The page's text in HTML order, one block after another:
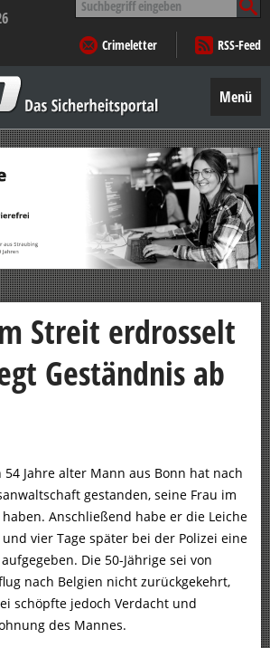
nach:
Crimeletter
RSS-Feed
Menü
Streit erdrosselt
Geständnis ab
54 Jahre alter Mann aus Bonn hat nach
gestanden, seine Frau im
Anschließend habe er die Leiche
vier Tage später bei der Polizei eine
Die 50-Jährige sei von
nach Belgien nicht zurückgekehrt,
schöpfte jedoch Verdacht und
des Mannes.